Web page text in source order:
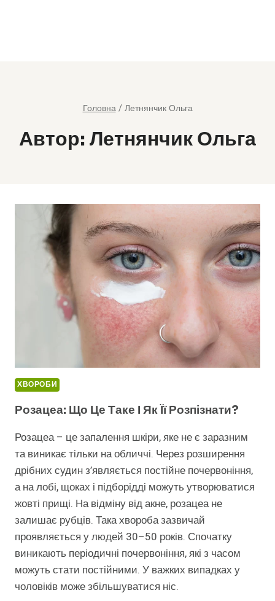
Головна / Летнянчик Ольга
Автор: Летнянчик Ольга
ХВОРОБИ
Розацеа: Що Це Таке І Як Її Розпізнати?
Розацеа – це запалення шкіри, яке не є заразним
та виникає тільки на обличчі. Через розширення
дрібних судин з’являється постійне почервоніння,
а на лобі, щоках і підборідді можуть утворюватися
жовті прищі. На відміну від акне, розацеа не
залишає рубців. Така хвороба зазвичай
проявляється у людей 30–50 років. Спочатку
виникають періодичні почервоніння, які з часом
можуть стати постійними. У важких випадках у
чоловіків може збільшуватися ніс.